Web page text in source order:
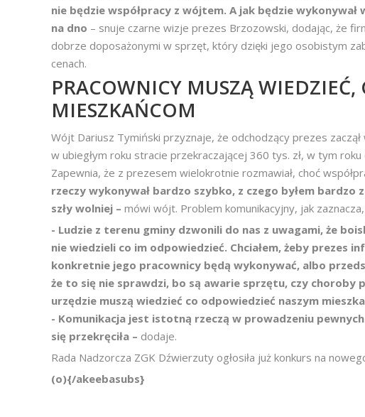
nie będzie współpracy z wójtem. A jak będzie
na dno – snuje czarne wizje prezes Brzozowski, dodając, że
dobrze doposażonymi w sprzęt, który dzięki jego osobistym
cenach.
PRACOWNICY MUSZĄ
MIESZKAŃCOM
Wójt Dariusz Tymiński przyznaje, że odchodzący prezes
w ubiegłym roku stracie przekraczającej 360 tys. zł, w tym
Zapewnia, że z prezesem wielokrotnie rozmawiał, choć
rzeczy wykonywał bardzo szybko, z czego byłem
szły wolniej – mówi wójt. Problem komunikacyjny, jak
- Ludzie z terenu gminy dzwonili do nas z uwagami, że
nie wiedzieli co im odpowiedzieć. Chciałem, żeby prezes
konkretnie jego pracownicy będą wykonywać, albo
że to się nie sprawdzi, bo są awarie sprzętu, czy choroby
urzędzie muszą wiedzieć co odpowiedzieć naszym
- Komunikacja jest istotną rzeczą w prowadzeniu
się przekręciła – dodaje.
Rada Nadzorcza ZGK Dźwierzuty ogłosiła już konkurs na
(o){/akeebasubs}